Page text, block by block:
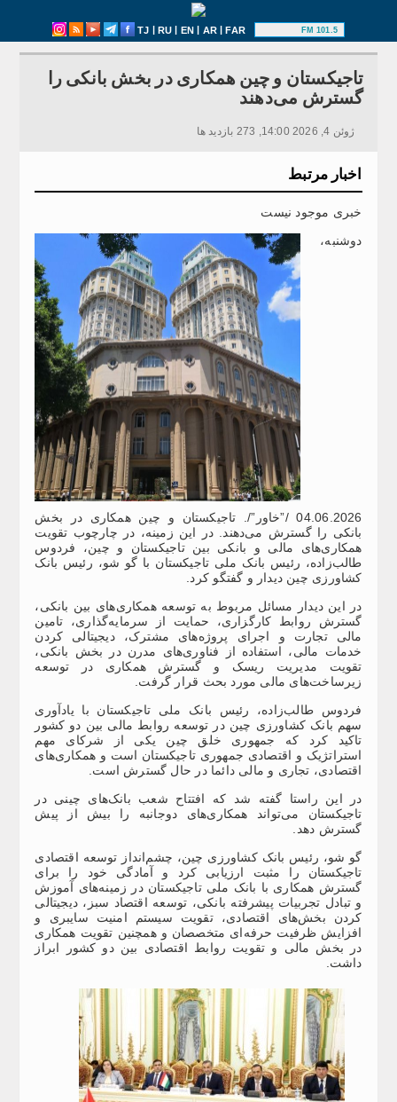
TJ | RU | EN | AR|FAR 101.5 FM
تاجیکستان و چین همکاری در بخش بانکی را
گسترش می‌دهند
ژوئن 4, 2026 14:00, 273 بازدید ها
اخبار مرتبط
خبری موجود نیست
دوشنبه،
04.06.2026 /”خاور”/. تاجیکستان و چین همکاری در بخش
بانکی را گسترش می‌دهند. در این زمینه، در چارچوب تقویت
همکاری‌های مالی و بانکی بین تاجیکستان و چین، فردوس
طالب‌زاده، رئیس بانک ملی تاجیکستان با گو شو، رئیس بانک
کشاورزی چین دیدار و گفتگو کرد.
در این دیدار مسائل مربوط به توسعه همکاری‌های بین بانکی،
گسترش روابط کارگزاری، حمایت از سرمایه‌گذاری، تامین
مالی تجارت و اجرای پروژه‌های مشترک، دیجیتالی کردن
خدمات مالی، استفاده از فناوری‌های مدرن در بخش بانکی،
تقویت مدیریت ریسک و گسترش همکاری در توسعه
زیرساخت‌های مالی مورد بحث قرار گرفت.
فردوس طالب‌زاده، رئیس بانک ملی تاجیکستان با یادآوری
سهم بانک کشاورزی چین در توسعه روابط مالی بین دو کشور
تاکید کرد که جمهوری خلق چین یکی از شرکای مهم
استراتژیک و اقتصادی جمهوری تاجیکستان است و همکاری‌های
اقتصادی، تجاری و مالی دائما در حال گسترش است.
در این راستا گفته شد که افتتاح شعب بانک‌های چینی در
تاجیکستان می‌تواند همکاری‌های دوجانبه را بیش از پیش
گسترش دهد.
گو شو، رئیس بانک کشاورزی چین، چشم‌انداز توسعه اقتصادی
تاجیکستان را مثبت ارزیابی کرد و آمادگی خود را برای
گسترش همکاری با بانک ملی تاجیکستان در زمینه‌های آموزش
و تبادل تجربیات پیشرفته بانکی، توسعه اقتصاد سبز، دیجیتالی
کردن بخش‌های اقتصادی، تقویت سیستم امنیت سایبری و
افزایش ظرفیت حرفه‌ای متخصصان و همچنین تقویت همکاری
در بخش مالی و تقویت روابط اقتصادی بین دو کشور ابراز
داشت.